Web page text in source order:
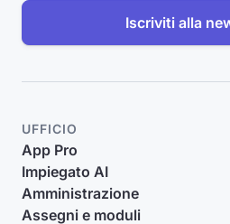
Iscriviti alla
UFFICIO
App Pro
Impiegato AI
Amministrazione
Assegni e moduli